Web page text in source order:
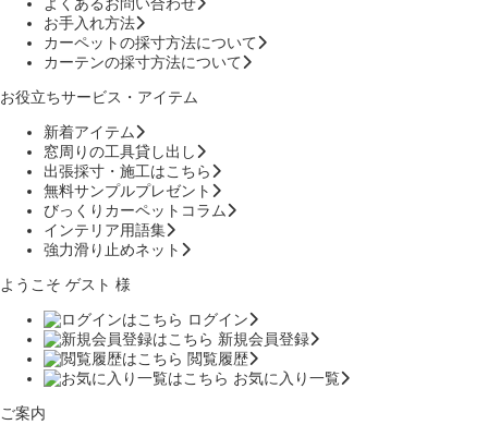
お手入れ方法
カーペットの採寸方法について
カーテンの採寸方法について
お役立ちサービス・アイテム
新着アイテム
窓周りの工具貸し出し
出張採寸・施工はこちら
無料サンプルプレゼント
びっくりカーペットコラム
インテリア用語集
強力滑り止めネット
ようこそ ゲスト 様
ログイン
新規会員登録
閲覧履歴
お気に入り一覧
ご案内